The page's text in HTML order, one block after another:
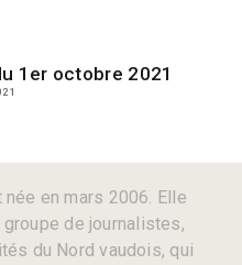
1er octobre 2021
en mars 2006. Elle
de journalistes,
du Nord vaudois, qui